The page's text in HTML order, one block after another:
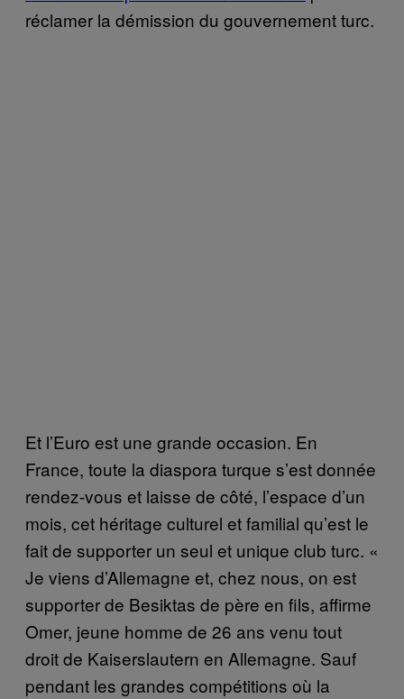
réclamer la démission du gouvernement turc.
Et l’Euro est une grande occasion. En
France, toute la diaspora turque s’est donnée
rendez-vous et laisse de côté, l’espace d’un
mois, cet héritage culturel et familial qu’est le
fait de supporter un seul et unique club turc. «
Je viens d’Allemagne et, chez nous, on est
supporter de Besiktas de père en fils, affirme
Omer, jeune homme de 26 ans venu tout
droit de Kaiserslautern en Allemagne. Sauf
pendant les grandes compétitions où la